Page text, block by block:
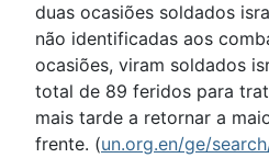
duas ocasiões soldados
não identificadas aos
ocasiões, viram soldados
total de 89 feridos para
mais tarde a retornar a
frente. (un.org.en/ge/